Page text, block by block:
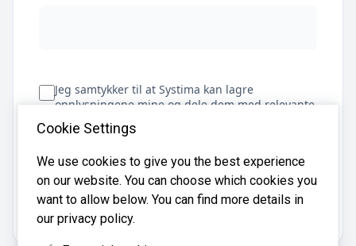
Jeg samtykker til at Systima kan lagre
opplysningene mine og dele dem med relevante
regnskapsbyråer for å hjelpe meg å finne
regnskapsfører
Få tilbud
Cookie Settings
We use cookies to give you the best experience
on our website. You can choose which cookies you
want to allow below. You can find more details in
our privacy policy.